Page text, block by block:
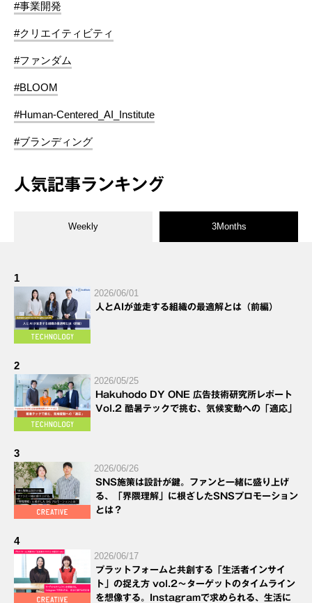
#事業開発
#クリエイティビティ
#ファンダム
#BLOOM
#Human-Centered_AI_Institute
#ブランディング
人気記事ランキング
Weekly 3Months
1
2026/06/01
人とAIが並走する組織の最適解とは（前編）
2
2026/05/25
Hakuhodo DY ONE 広告技術研究所レポート
Vol.2 酷暑テックで挑む、気候変動への「適応」
3
2026/06/26
SNS施策は設計が鍵。ファンと一緒に盛り上げ
る、「界隈理解」に根ざしたSNSプロモーション
とは？
4
2026/06/17
プラットフォームと共創する「生活者インサイ
ト」の捉え方 vol.2～ターゲットのタイムライン
を想像する。Instagramで求められる、生活に